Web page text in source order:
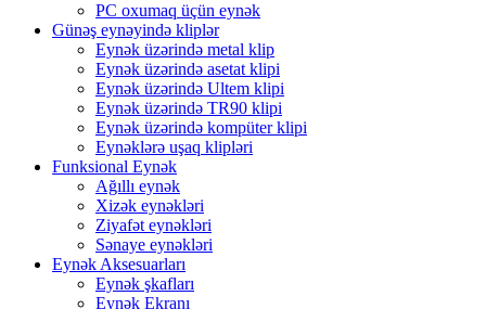
PC oxumaq üçün eynək
Günəş eynəyində kliplər
Eynək üzərində metal klip
Eynək üzərində asetat klipi
Eynək üzərində Ultem klipi
Eynək üzərində TR90 klipi
Eynək üzərində kompüter klipi
Eynəklərə uşaq klipləri
Funksional Eynək
Ağıllı eynək
Xizək eynəkləri
Ziyafət eynəkləri
Sənaye eynəkləri
Eynək Aksesuarları
Eynək şkafları
Eynək Ekranı